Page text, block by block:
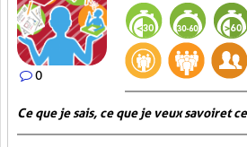
0
Ce que je sais, ce que je veux savoir et